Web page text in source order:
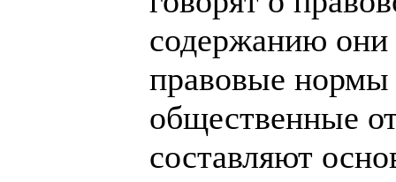
содержанию они
правовые
общественные
составляют